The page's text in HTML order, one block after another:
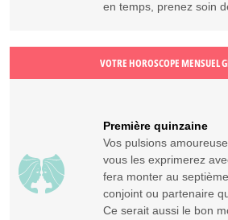
en temps, prenez soin
VOTRE HOROSCOPE MENSUEL
Première quinzaine
Vos pulsions
vous les exprimerez
fera monter au
conjoint ou partenaire
Ce serait aussi le bon